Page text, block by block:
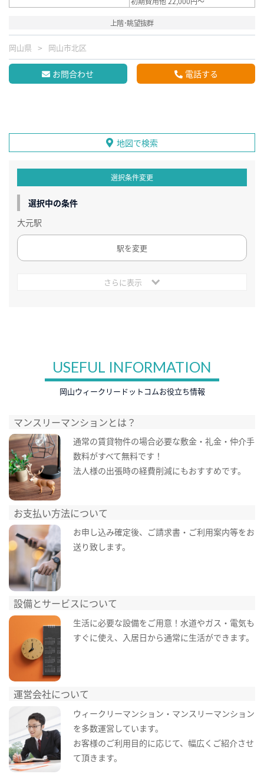
上階･眺望抜群
岡山県 岡山市北区
お問合わせ 電話する
地図で検索
選択条件変更
選択中の条件
大元駅
駅を変更
さらに表示
USEFUL INFORMATION
岡山ウィークリードットコムお役立ち情報
マンスリーマンションとは？
通常の賃貸物件の場合必要な敷金・礼金・仲介手
数料がすべて無料です！
法人様の出張時の経費削減にもおすすめです。
お支払い方法について
お申し込み確定後、ご請求書・ご利用案内等をお
送り致します。
設備とサービスについて
生活に必要な設備をご用意！水道やガス・電気も
すぐに使え、入居日から通常に生活ができます。
運営会社について
ウィークリーマンション・マンスリーマンション
を多数運営しています。
お客様のご利用目的に応じて、幅広くご紹介させ
て頂きます。